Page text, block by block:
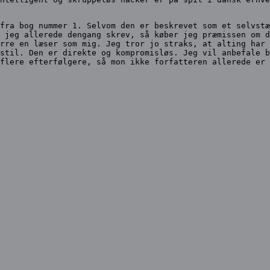
nummer 1. Selvom den er beskrevet som et
dengang skrev, så køber jeg præmissen
læser som mig. Jeg tror jo straks, at alting har
Den er direkte og kompromisløs. Jeg vil
efterfølgere, så mon ikke forfatteren allerede er i